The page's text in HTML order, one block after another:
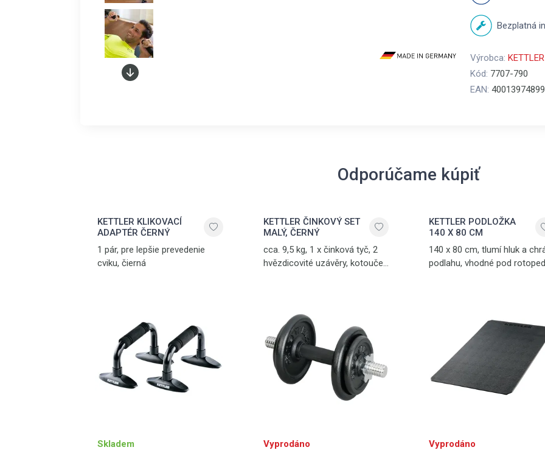
Bezplatná
Výrobca: KETTLER
Kód: 7707-790
EAN:
Odporúčame kúpiť
KETTLER KLIKOVACÍ
ADAPTÉR ČERNÝ
1 pár, pre lepšie prevedenie
cviku, čierná
Skladem
KETTLER ČINKOVÝ SET
MALÝ, ČERNÝ
cca. 9,5 kg, 1 x činková tyč, 2
hvězdicovité uzávěry, kotouče
Vyprodáno
KETTLER PODLOŽKA
140 X 80 CM
140 x 80 cm, tlumí hluk a
podlahu, vhodné pod
Vyprodáno